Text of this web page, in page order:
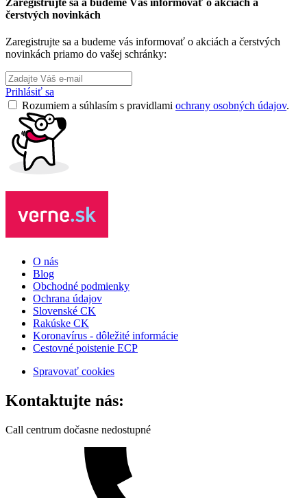
čerstvých novinkách
Zaregistrujte sa a budeme vás informovať o akciách a čerstvých
novinkách priamo do vašej schránky:
Prihlásiť sa
Rozumiem a súhlasím s pravidlami ochrany osobných údajov.
O nás
Blog
Obchodné podmienky
Ochrana údajov
Slovenské CK
Rakúske CK
Koronavírus - dôležité informácie
Cestovné poistenie ECP
Spravovať cookies
Kontaktujte nás:
Call centrum dočasne nedostupné